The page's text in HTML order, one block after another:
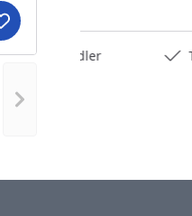
Nächstes Bild anzeigen
Produkt zur Wunschliste